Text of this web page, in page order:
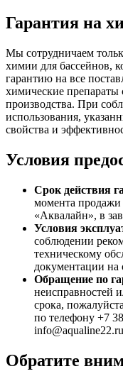
Гарантия на
Мы сотрудничаем
химии для бассейнов,
гарантию на все
химические препараты
производства. При
использования,
свойства и
Условия
Срок действия
момента продажи
«Аквалайн», в
Условия
соблюдении
техническому
документации
Обращение по
неисправностей
срока,
по телефону +7
Обратите